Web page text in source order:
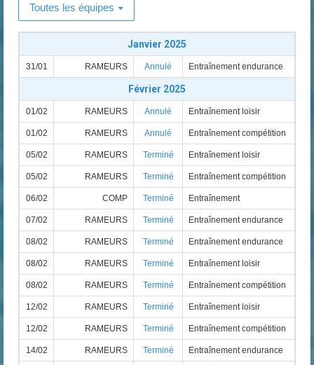
Toutes les équipes
Janvier 2025
31/01 RAMEURS Annulé Entraînement endurance
Février 2025
01/02 RAMEURS Annulé Entraînement loisir
01/02 RAMEURS Annulé Entraînement compétition
05/02 RAMEURS Terminé Entraînement loisir
05/02 RAMEURS Terminé Entraînement compétition
06/02 COMP Terminé Entraînement
07/02 RAMEURS Terminé Entraînement endurance
08/02 RAMEURS Terminé Entraînement endurance
08/02 RAMEURS Terminé Entraînement loisir
08/02 RAMEURS Terminé Entraînement compétition
12/02 RAMEURS Terminé Entraînement loisir
12/02 RAMEURS Terminé Entraînement compétition
14/02 RAMEURS Terminé Entraînement endurance